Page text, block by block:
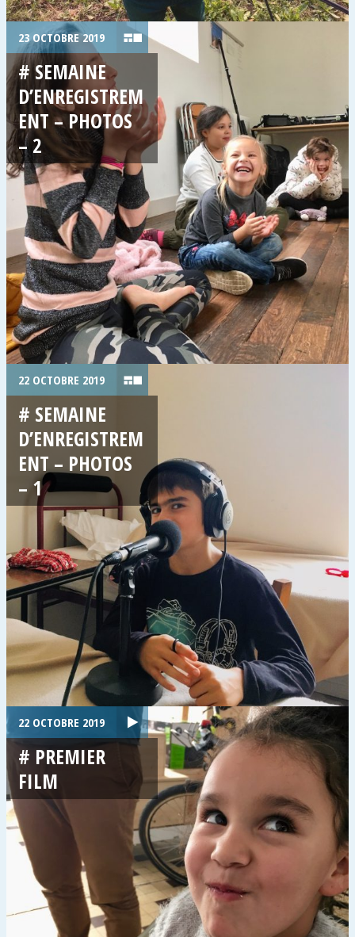
23 OCTOBRE 2019
# SEMAINE
D’ENREGISTREM
ENT – PHOTOS
– 2
22 OCTOBRE 2019
# SEMAINE
D’ENREGISTREM
ENT – PHOTOS
– 1
22 OCTOBRE 2019
# PREMIER
FILM